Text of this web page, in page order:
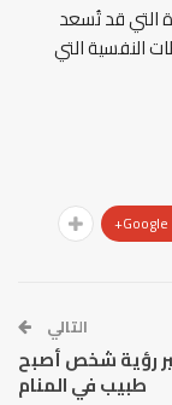
التي قد تُسعد
النفسية التي
Google+
التالي
رؤية شخص أصبح
طبيب في المنام